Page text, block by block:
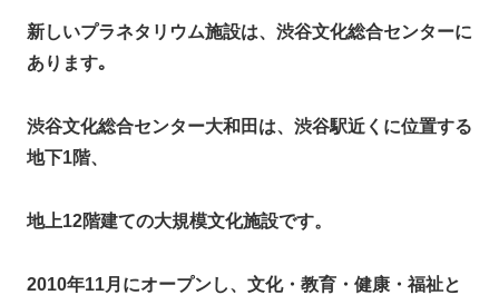
新しいプラネタリウム施設は、渋谷文化総合センターに
あります｡
渋谷文化総合センター大和田は、渋谷駅近くに位置する
地下1階、
地上12階建ての大規模文化施設です。
2010年11月にオープンし、文化・教育・健康・福祉と